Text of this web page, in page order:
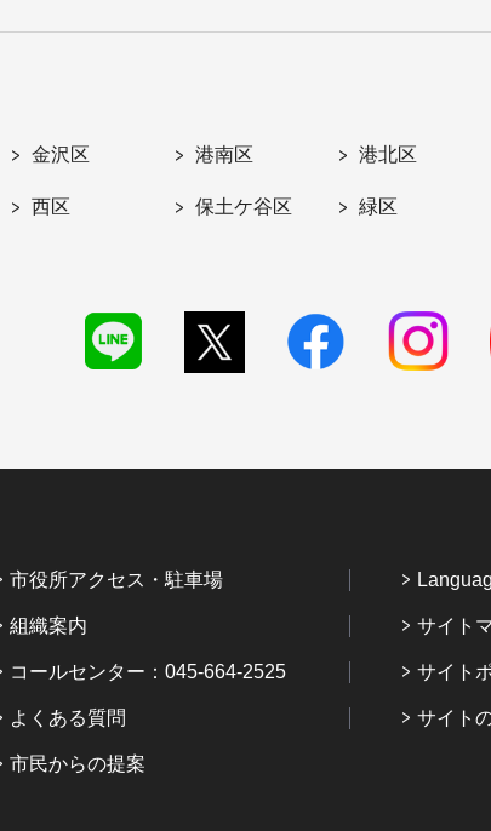
金沢区 港南区 港北区
西区 保土ケ谷区 緑区
市役所アクセス・駐車場
組織案内
コールセンター：045-664-2525
よくある質問
市民からの提案
サイト
サイト
サイト